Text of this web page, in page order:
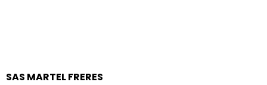
SAS MARTEL FRERES